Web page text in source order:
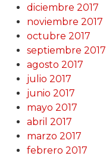
diciembre 2017
noviembre 2017
octubre 2017
septiembre 2017
agosto 2017
julio 2017
junio 2017
mayo 2017
abril 2017
marzo 2017
febrero 2017